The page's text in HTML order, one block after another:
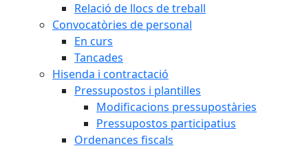
Relació de llocs de treball
Convocatòries de personal
En curs
Tancades
Hisenda i contractació
Pressupostos i plantilles
Modificacions pressupostàries
Pressupostos participatius
Ordenances fiscals